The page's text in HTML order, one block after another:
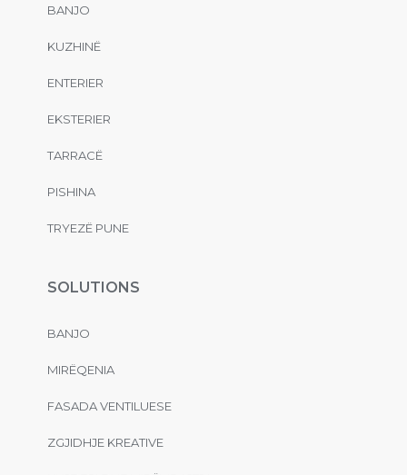
BANJO
KUZHINË
ENTERIER
EKSTERIER
TARRACË
PISHINA
TRYEZË PUNE
SOLUTIONS
BANJO
MIRËQENIA
FASADA VENTILUESE
ZGJIDHJE KREATIVE